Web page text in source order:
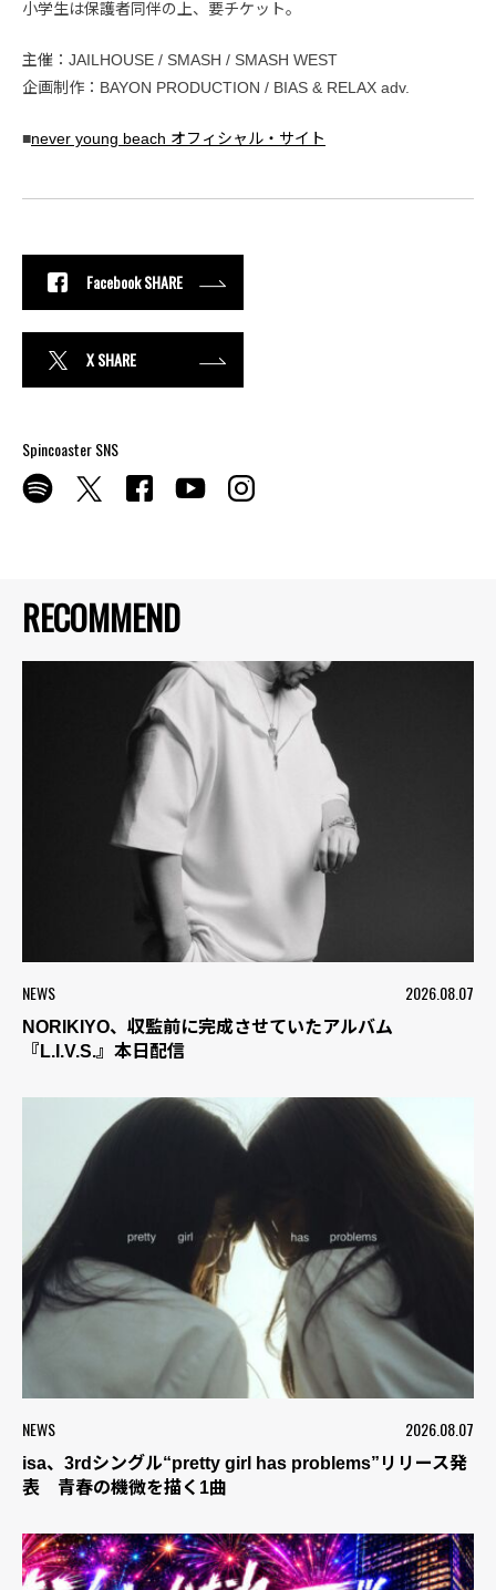
RECOMMEND
NEWS 2026.08.07
NORIKIYO、収監前に完成させていたアルバム
『L.I.V.S.』本日配信
NEWS 2026.08.07
isa、3rdシングル“pretty girl has problems”リリース発
表 青春の機微を描く1曲
小学生は保護者同伴の上、要チケット。
主催：JAILHOUSE / SMASH / SMASH WEST
企画制作：BAYON PRODUCTION / BIAS & RELAX adv.
■never young beach オフィシャル・サイト
Facebook SHARE
X SHARE
Spincoaster SNS